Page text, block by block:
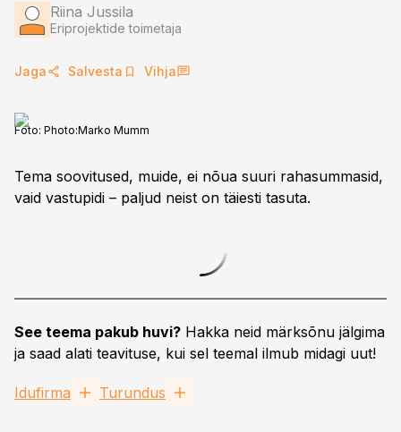
Riina Jussila
Eriprojektide toimetaja
Jaga Salvesta Vihja
Foto: Photo:Marko Mumm
Tema soovitused, muide, ei nõua suuri rahasummasid,
vaid vastupidi – paljud neist on täiesti tasuta.
See teema pakub huvi? Hakka neid märksõnu jälgima
ja saad alati teavituse, kui sel teemal ilmub midagi uut!
Idufirma Turundus